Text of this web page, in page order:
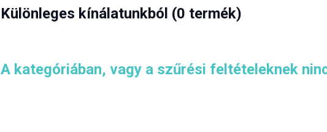
Különleges kínálatunkból (0 termék)
A kategóriában, vagy a szűrési feltételeknek